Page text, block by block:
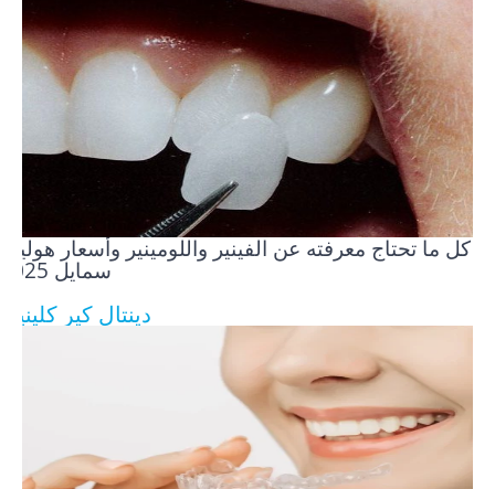
كل ما تحتاج معرفته عن الفينير واللومينير وأسعار هوليود
سمايل 2025
دينتال كير كلينيك